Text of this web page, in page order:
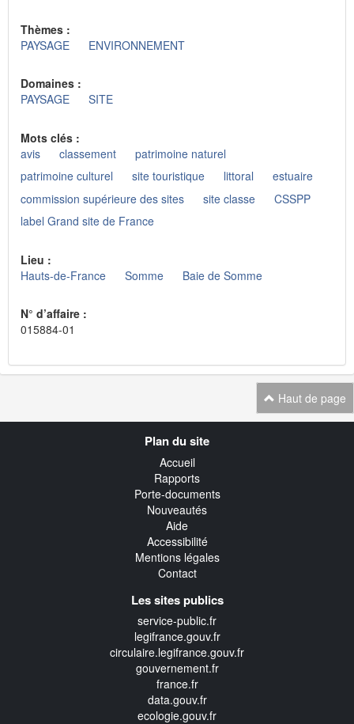
Thèmes :
PAYSAGE
ENVIRONNEMENT
Domaines :
PAYSAGE
SITE
Mots clés :
avis
classement
patrimoine naturel
patrimoine culturel
site touristique littoral
estuaire
commission supérieure des sites
site classe
CSSPP
label Grand site de France
Lieu :
Hauts-de-France
Somme Baie de Somme
N° d’affaire :
015884-01
Haut de page
Plan du site
Accueil
Rapports
Porte-documents
Nouveautés
Aide
Accessibilité
Mentions légales
Contact
Les sites publics
service-public.fr
legifrance.gouv.fr
circulaire.legifrance.gouv.fr
gouvernement.fr
france.fr
data.gouv.fr
ecologie.gouv.fr